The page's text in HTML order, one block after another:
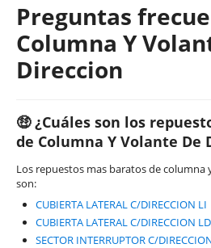
Preguntas
Columna Y
Direccion
🤑 ¿Cuáles son los
de Columna Y Volante De
Los repuestos mas baratos de columna
son:
CUBIERTA LATERAL C/DIRECCION LI
CUBIERTA LATERAL C/DIRECCION LD
SECTOR INTERRUPTOR C/